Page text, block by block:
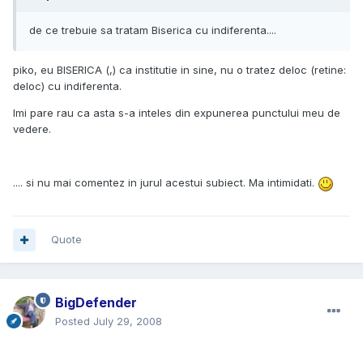
de ce trebuie sa tratam Biserica cu indiferenta....
piko, eu BISERICA (,) ca institutie in sine, nu o tratez deloc (retine:
deloc) cu indiferenta.
Imi pare rau ca asta s-a inteles din expunerea punctului meu de
vedere.
.... si nu mai comentez in jurul acestui subiect. Ma intimidati.
Quote
BigDefender
Posted July 29, 2008